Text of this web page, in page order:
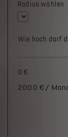
Radius wählen
Wie hoch darf
0 €
2000 € /